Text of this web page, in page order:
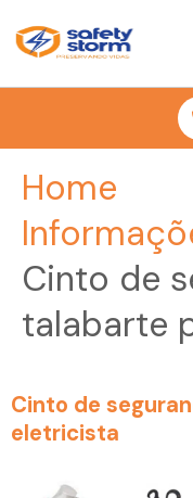
Home
Cinto de
talabarte
Cinto de
eletricista